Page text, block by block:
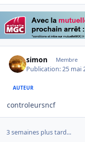
simon Membre
Publication:25 mai
AUTEUR
controleursncf
3 semaines plus tard...